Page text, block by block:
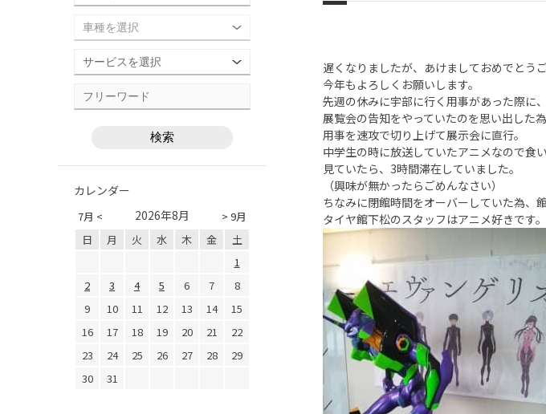
遅くなりましたが、あけましておめでとうご
今年もよろしくお願いします。
先週の休みに宇部に行く用事があった際に
展覧会の告知をやっていたのを思い出した為
用事を速攻で切り上げて展示会に直行。
中学生の時に放送していたアニメなので食
見ていたら、3時間滞在していました。
（興味が無かったらごめんなさい）
ちなみに閉館時間をオーバーしていた為、
タイヤ館下松のスタッフはアニメ好きです。
カレンダー
7月 < > 9月
2026年8月
日 月 火 水 木 金
土
1
2
3 4 5 6 7
8
9
10 11 12 13 14
15
16
17 18 19 20 21
22
23
24 25 26 27 28
29
30
31